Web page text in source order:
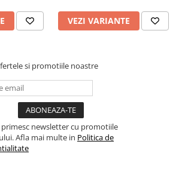
VEZI VARIANTE
si promotiile noastre
primesc newsletter cu promotiile
Afla mai multe in Politica de